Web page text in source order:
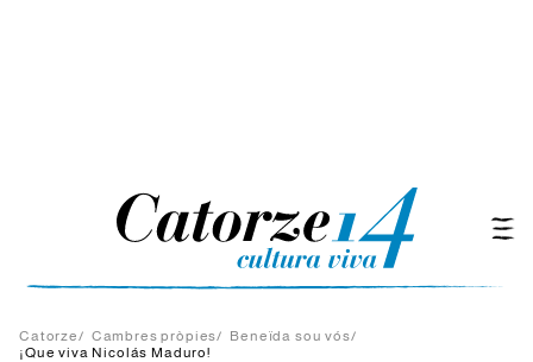
Catorze/ Cambres pròpies/ Beneïda sou vós/
¡Que viva Nicolás Maduro!